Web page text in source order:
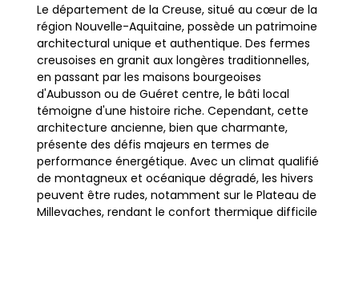
Le département de la Creuse, situé au cœur de la
région Nouvelle-Aquitaine, possède un patrimoine
architectural unique et authentique. Des fermes
creusoises en granit aux longères traditionnelles,
en passant par les maisons bourgeoises
d'Aubusson ou de Guéret centre, le bâti local
témoigne d'une histoire riche. Cependant, cette
architecture ancienne, bien que charmante,
présente des défis majeurs en termes de
performance énergétique. Avec un climat qualifié
de montagneux et océanique dégradé, les hivers
peuvent être rudes, notamment sur le Plateau de
Millevaches, rendant le confort thermique difficile